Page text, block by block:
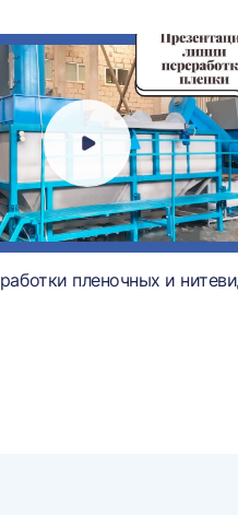
пленочных и